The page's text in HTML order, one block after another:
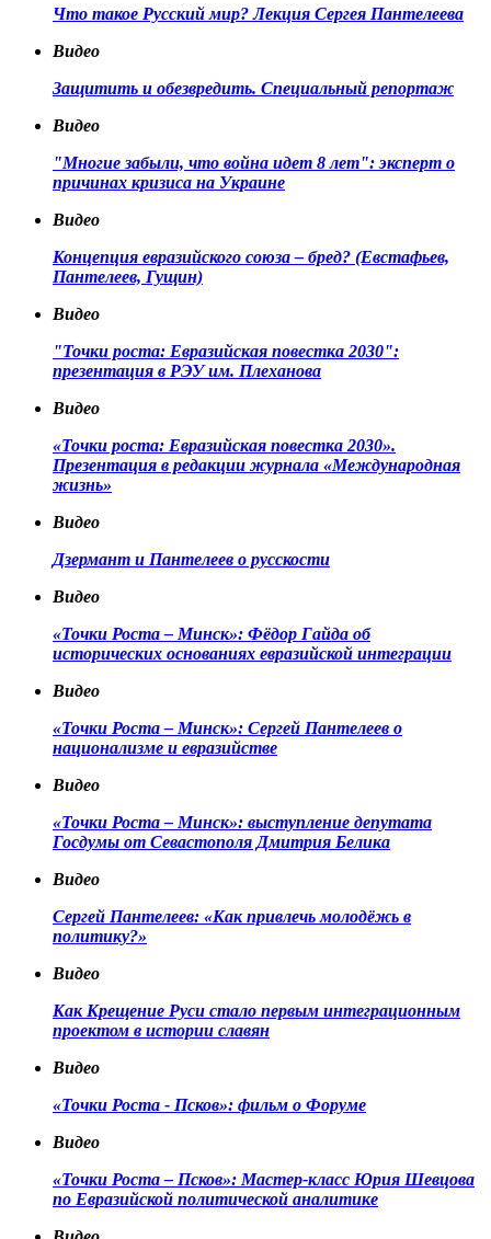
Что такое Русский мир? Лекция Сергея Пантелеева
Видео
Защитить и обезвредить. Специальный репортаж
Видео
"Многие забыли, что война идет 8 лет": эксперт о
причинах кризиса на Украине
Видео
Концепция евразийского союза – бред? (Евстафьев,
Пантелеев, Гущин)
Видео
"Точки роста: Евразийская повестка 2030":
презентация в РЭУ им. Плеханова
Видео
«Точки роста: Евразийская повестка 2030».
Презентация в редакции журнала «Международная
жизнь»
Видео
Дзермант и Пантелеев о русскости
Видео
«Точки Роста – Минск»: Фёдор Гайда об
исторических основаниях евразийской интеграции
Видео
«Точки Роста – Минск»: Сергей Пантелеев о
национализме и евразийстве
Видео
«Точки Роста – Минск»: выступление депутата
Госдумы от Севастополя Дмитрия Белика
Видео
Сергей Пантелеев: «Как привлечь молодёжь в
политику?»
Видео
Как Крещение Руси стало первым интеграционным
проектом в истории славян
Видео
«Точки Роста - Псков»: фильм о Форуме
Видео
«Точки Роста – Псков»: Мастер-класс Юрия Шевцова
по Евразийской политической аналитике